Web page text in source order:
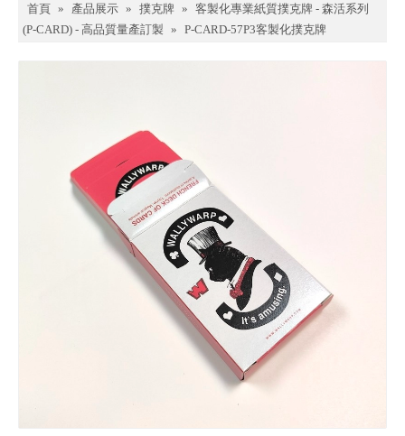
首頁 » 產品展示 » 撲克牌 » 客製化專業紙質撲克牌 - 森活系列
(P-CARD) - 高品質量產訂製 » P-CARD-57P3客製化撲克牌